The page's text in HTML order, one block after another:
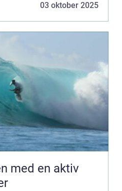
03 oktober 2025
med en aktiv